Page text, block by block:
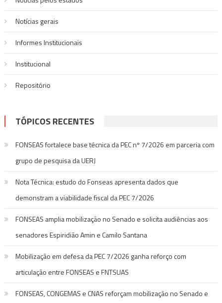
Notí­cias gerais
Informes Institucionais
Institucional
Repositório
TÓPICOS RECENTES
FONSEAS fortalece base técnica da PEC nº 7/2026 em parceria com
grupo de pesquisa da UERJ
Nota Técnica: estudo do Fonseas apresenta dados que
demonstram a viabilidade fiscal da PEC 7/2026
FONSEAS amplia mobilização no Senado e solicita audiências aos
senadores Espiridião Amin e Camilo Santana
Mobilização em defesa da PEC 7/2026 ganha reforço com
articulação entre FONSEAS e FNTSUAS
FONSEAS, CONGEMAS e CNAS reforçam mobilização no Senado e